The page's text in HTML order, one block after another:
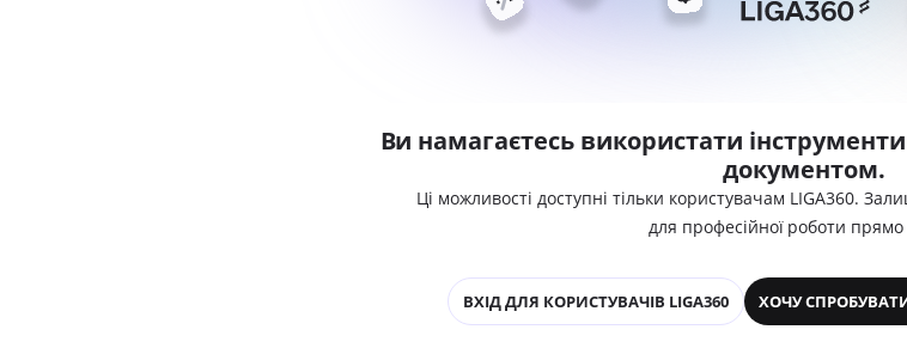
Ви намагаєтесь використати
документом.
Ці можливості доступні тільки користувачам LIGA360.
для професійної роботи прямо
ВХІД ДЛЯ КОРИСТУВАЧІВ LIGA360 ХОЧУ